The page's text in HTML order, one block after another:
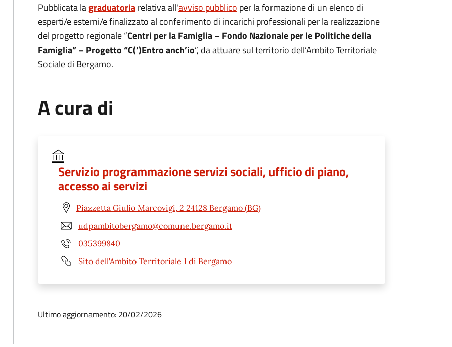
Pubblicata lagraduatoriarelativa all'avviso pubblico per la formazione di un elenco di
esperti/e esterni/e finalizzato al conferimento di incarichi professionali per la realizzazione
del progetto regionale “Centri per la Famiglia – Fondo Nazionale per le Politiche della
Famiglia” – Progetto “C(’)Entro anch’io”, da attuare sul territorio dell’Ambito Territoriale
Sociale di Bergamo.
A cura di
Servizio programmazione servizi sociali, ufficio di piano,
accesso ai servizi
Piazzetta Giulio Marcovigi, 2 24128 Bergamo (BG)
udpambitobergamo@comune.bergamo.it
035399840
Sito dell'Ambito Territoriale 1 di Bergamo
Ultimo aggiornamento: 20/02/2026